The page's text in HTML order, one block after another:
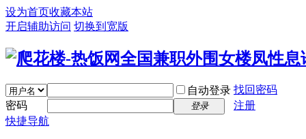
设为首页收藏本站
开启辅助访问 切换到宽版
自动登录 找回密码
密码
登录
注册
快捷导航